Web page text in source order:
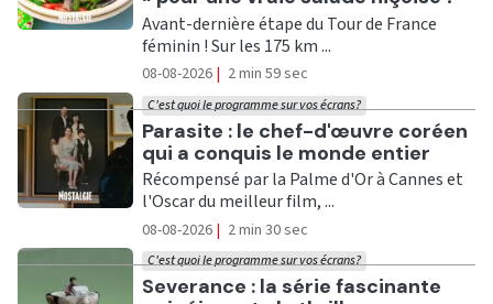
Avant-dernière étape du Tour de France
féminin ! Sur les 175 km ...
08-08-2026 | 2 min 59 sec
Ecouter
Parasite : le chef-d'œuvre coréen
qui a conquis le monde entier
C'est quoi le programme sur vos écrans?
Récompensé par la Palme d'Or à Cannes et
l'Oscar du meilleur film, ...
08-08-2026 | 2 min 30 sec
Ecouter
Severance : la série fascinante
C'est quoi le programme sur vos écrans?